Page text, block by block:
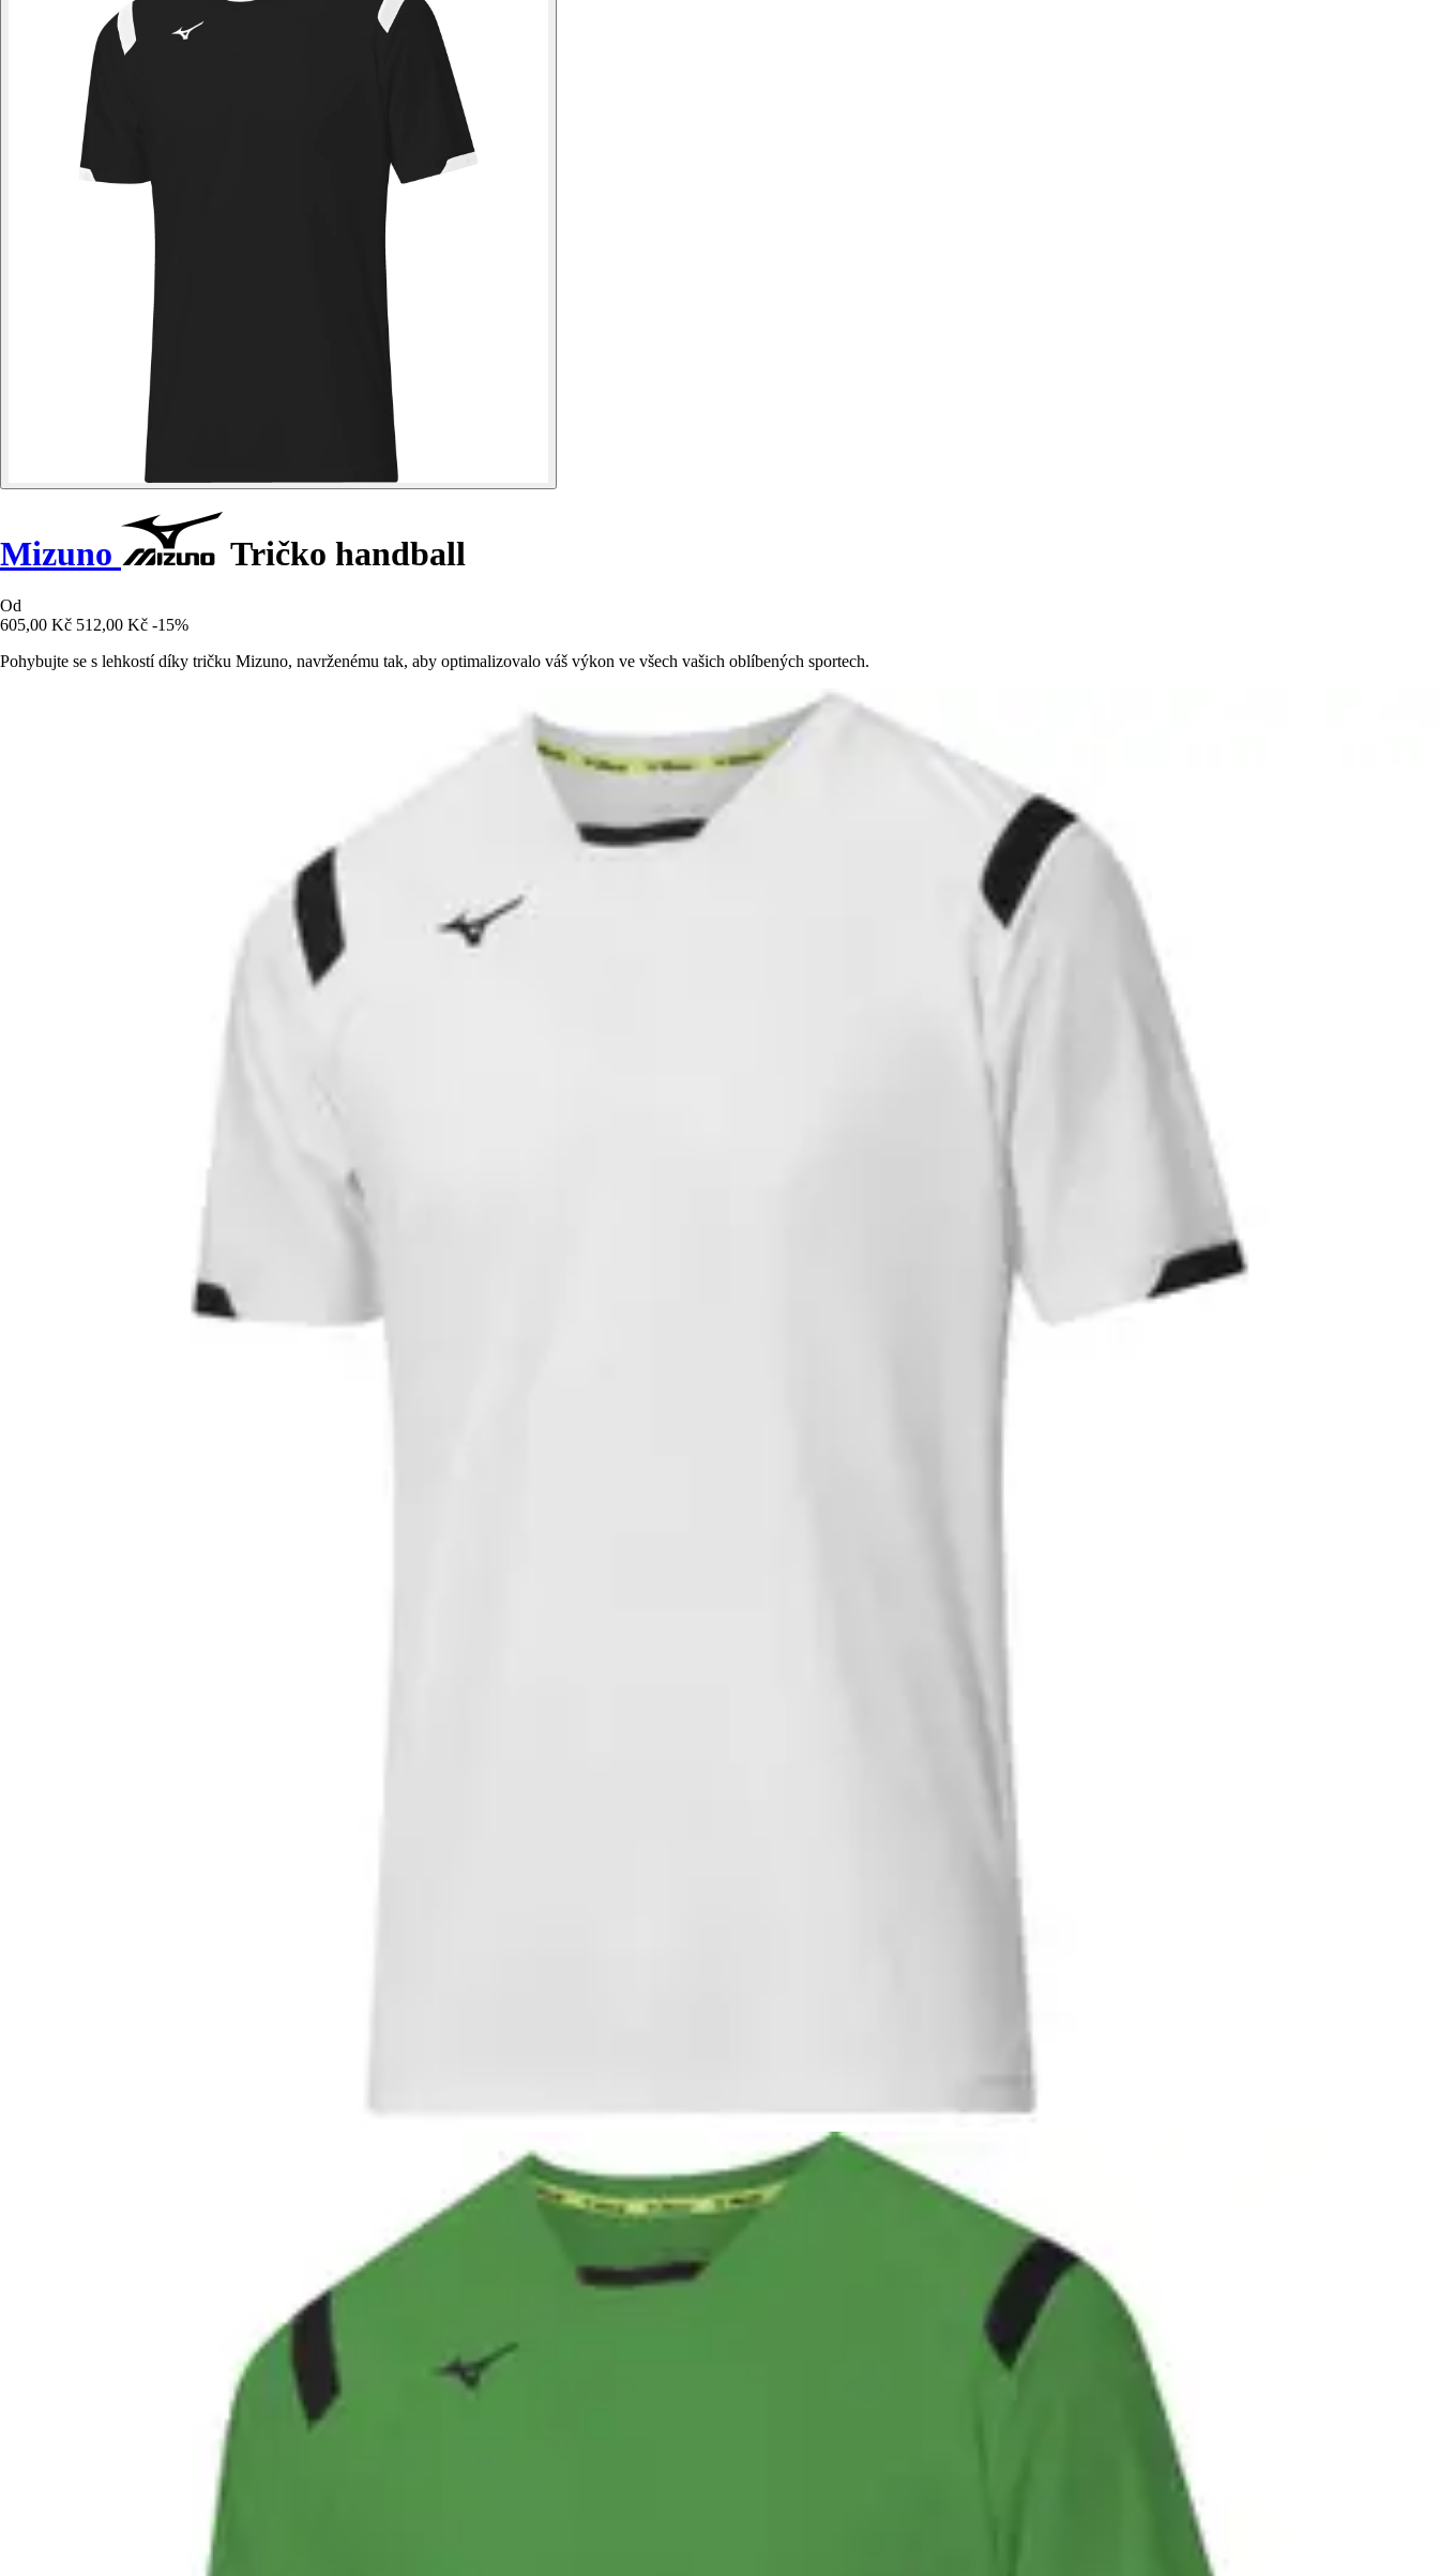
Mizuno Tričko handball
Od
605,00 Kč 512,00 Kč -15%
Pohybujte se s lehkostí díky tričku Mizuno, navrženému tak, aby optimalizovalo váš výkon ve všech vašich oblíbených sportech.